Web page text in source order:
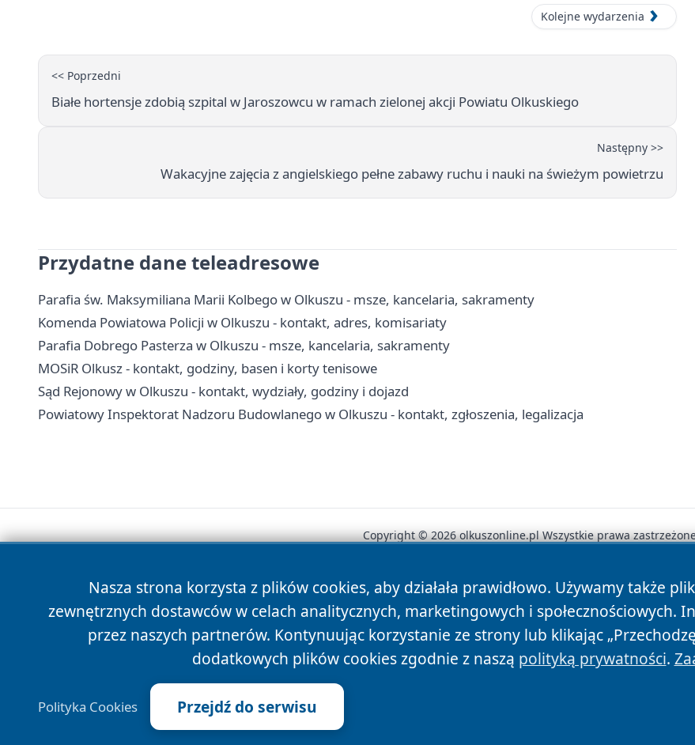
Kolejne wydarzenia
<< Poprzedni
Białe hortensje zdobią szpital w Jaroszowcu w ramach zielonej akcji Powiatu Olkuskiego
Następny >>
Wakacyjne zajęcia z angielskiego pełne zabawy ruchu i nauki na świeżym powietrzu
Przydatne dane teleadresowe
Parafia św. Maksymiliana Marii Kolbego w Olkuszu - msze, kancelaria, sakramenty
Komenda Powiatowa Policji w Olkuszu - kontakt, adres, komisariaty
Parafia Dobrego Pasterza w Olkuszu - msze, kancelaria, sakramenty
MOSiR Olkusz - kontakt, godziny, basen i korty tenisowe
Sąd Rejonowy w Olkuszu - kontakt, wydziały, godziny i dojazd
Powiatowy Inspektorat Nadzoru Budowlanego w Olkuszu - kontakt, zgłoszenia, legalizacja
Nasza strona korzysta z plików cookies, aby działała prawidłowo. Używamy także
zewnętrznych dostawców w celach analitycznych, marketingowych i społecznościowych.
przez naszych partnerów. Kontynuując korzystanie ze strony lub klikając
dodatkowych plików cookies zgodnie z naszą polityką prywatności.
Polityka Cookies Przejdź do serwisu
Copyright © 2026 olkuszonline.pl Wszystkie prawa
News Autorzy Polityka Prywatności Polityka